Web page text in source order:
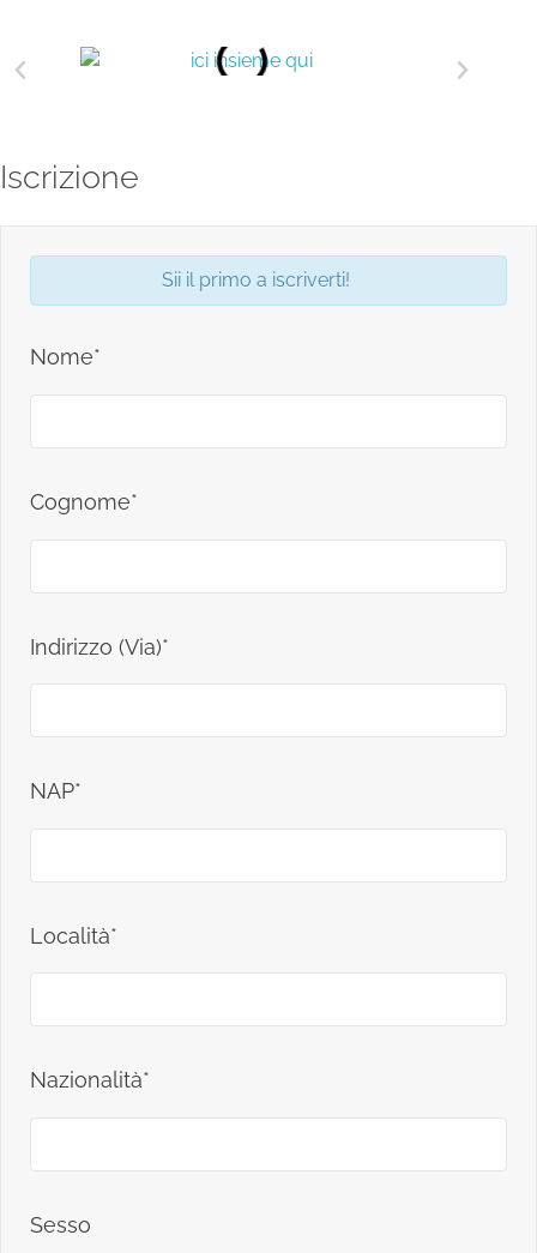
Iscrizione
Sii il primo a iscriverti!
Nome*
Cognome*
Indirizzo (Via)*
NAP*
Località*
Nazionalità*
Sesso